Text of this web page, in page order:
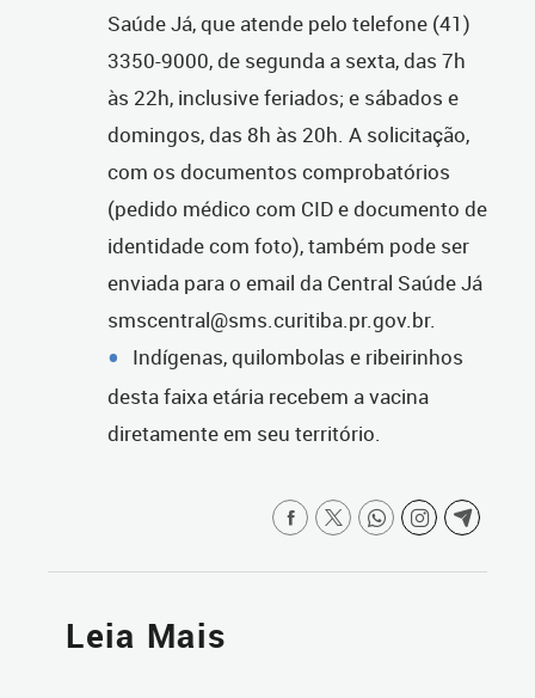
Saúde Já, que atende pelo telefone (41)
3350-9000, de segunda a sexta, das 7h
às 22h, inclusive feriados; e sábados e
domingos, das 8h às 20h. A solicitação,
com os documentos comprobatórios
(pedido médico com CID e documento de
identidade com foto), também pode ser
enviada para o email da Central Saúde Já
smscentral@sms.curitiba.pr.gov.br.
Indígenas, quilombolas e ribeirinhos
desta faixa etária recebem a vacina
diretamente em seu território.
Leia Mais